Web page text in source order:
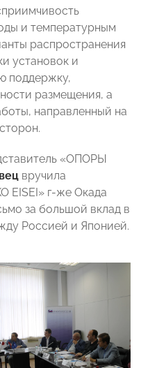
и температурным
распространения
установок и
поддержку,
размещения, а
направленный на
«ОПОРЫ
вручила
EISEI» г-же Окада
за большой вклад в
Россией и Японией.